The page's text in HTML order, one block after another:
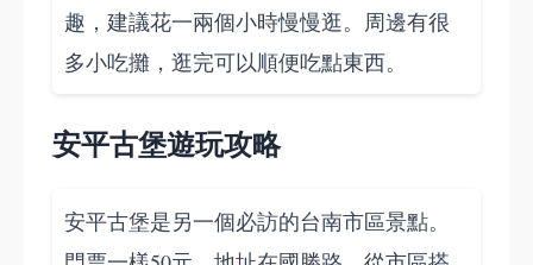
趣，建議花一兩個小時慢慢逛。周邊有很
多小吃攤，逛完可以順便吃點東西。
安平古堡遊玩攻略
安平古堡是另一個必訪的台南市區景點。